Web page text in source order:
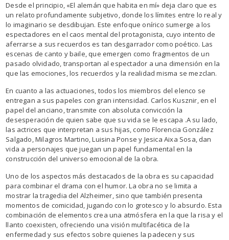
Desde el principio, «El alemán que habita en mí» deja claro que es
un relato profundamente subjetivo, donde los límites entre lo real y
lo imaginario se desdibujan. Este enfoque onírico sumerge a los
espectadores en el caos mental del protagonista, cuyo intento de
aferrarse a sus recuerdos es tan desgarrador como poético. Las
escenas de canto y baile, que emergen como fragmentos de un
pasado olvidado, transportan al espectador a una dimensión en la
que las emociones, los recuerdos y la realidad misma se mezclan.
En cuanto a las actuaciones, todos los miembros del elenco se
entregan a sus papeles con gran intensidad. Carlos Kusznir, en el
papel del anciano, transmite con absoluta convicción la
desesperación de quien sabe que su vida se le escapa .A su lado,
las actrices que interpretan a sus hijas, como Florencia González
Salgado, Milagros Martino, Luisina Ponse y Jesica Aixa Sosa, dan
vida a personajes que juegan un papel fundamental en la
construcción del universo emocional de la obra.
Uno de los aspectos más destacados de la obra es su capacidad
para combinar el drama con el humor. La obra no se limita a
mostrar la tragedia del Alzheimer, sino que también presenta
momentos de comicidad, jugando con lo grotesco y lo absurdo. Esta
combinación de elementos crea una atmósfera en la que la risa y el
llanto coexisten, ofreciendo una visión multifacética de la
enfermedad y sus efectos sobre quienes la padecen y sus